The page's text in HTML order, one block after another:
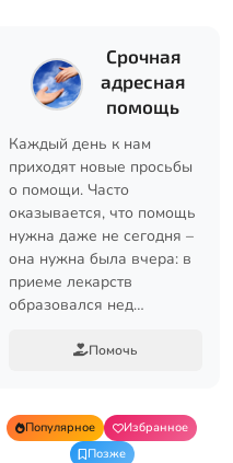
Срочная
адресная
помощь
Каждый день к нам
приходят новые просьбы
о помощи. Часто
оказывается, что помощь
нужна даже не сегодня –
она нужна была вчера: в
приеме лекарств
образовался нед…
Помочь
Популярное
Избранное
Позже